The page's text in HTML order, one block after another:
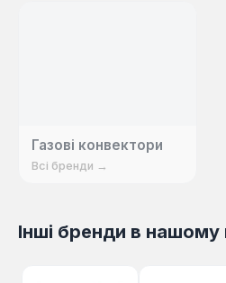
Газові конвектори
Всі бренди →
Інші бренди в нашому